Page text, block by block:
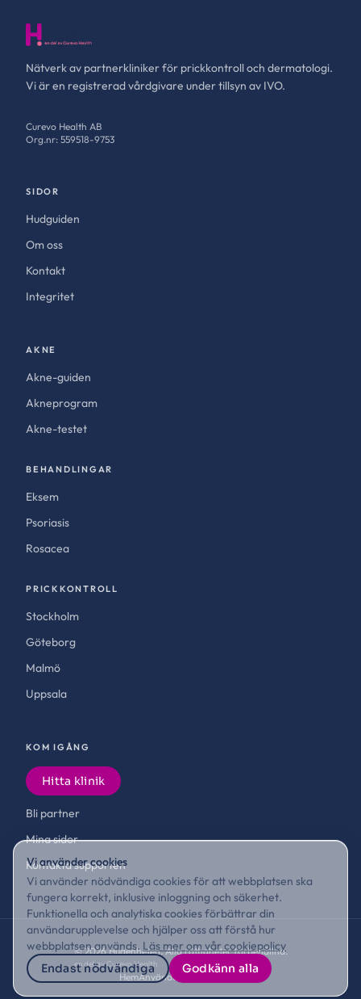
Nätverk av partnerkliniker för prickkontroll och dermatologi.
Vi är en registrerad vårdgivare under tillsyn av IVO.
Curevo Health AB
Org.nr: 559518-9753
SIDOR
Hudguiden
Om oss
Kontakt
Integritet
AKNE
Akne-guiden
Akneprogram
Akne-testet
BEHANDLINGAR
Eksem
Psoriasis
Rosacea
PRICKKONTROLL
Stockholm
Göteborg
Malmö
Uppsala
KOM IGÅNG
Hitta klinik
Bli partner
Mina sidor
Kontakta supporten
©2026Hudenheten. Alla rättigheter förbehållna.
en del av Curevo Health
HemAnvändarvillkor Cookies
Vi använder cookies
Vi använder nödvändiga cookies för att webbplatsen ska
fungera korrekt, inklusive inloggning och säkerhet.
Funktionella och analytiska cookies förbättrar din
användarupplevelse och hjälper oss att förstå hur
webbplatsen används. Läs mer om vår cookiepolicy
Endast nödvändiga
Godkänn alla